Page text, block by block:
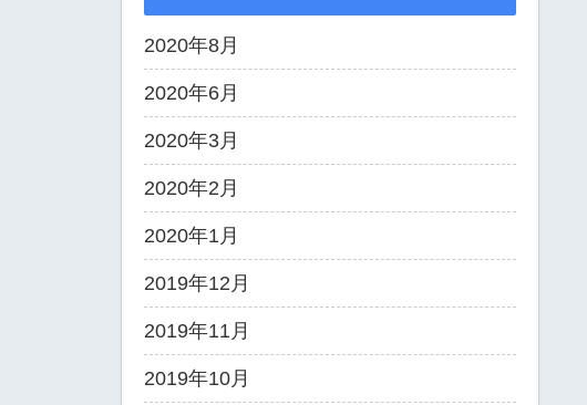
2020年8月
2020年6月
2020年3月
2020年2月
2020年1月
2019年12月
2019年11月
2019年10月